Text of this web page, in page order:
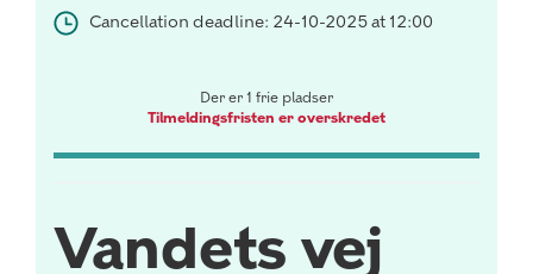
Cancellation deadline: 24-10-2025 at 12:00
Der er 1 frie pladser
Tilmeldingsfristen er overskredet
Vandets vej